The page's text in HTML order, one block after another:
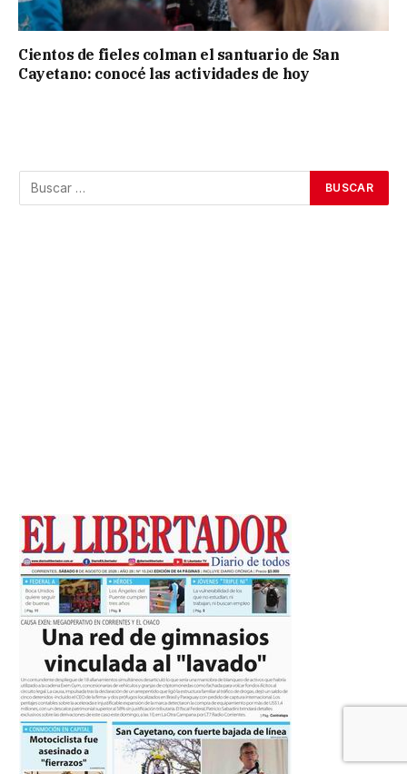
Cientos de fieles colman el santuario de San
Cayetano: conocé las actividades de hoy